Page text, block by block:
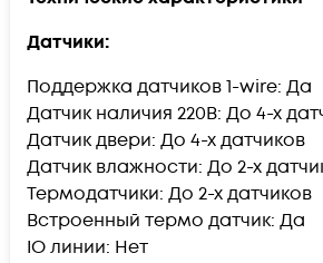
Датчики:
Поддержка датчиков 1-wire: Да
Датчик наличия 220В: До 4-х
Датчик двери: До 4-х датчиков
Датчик влажности: До 2-х
Термодатчики: До 2-х датчиков
Встроенный термо датчик: Да
IO линии: Нет